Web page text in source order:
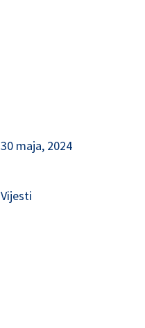
30 maja, 2024
Vijesti